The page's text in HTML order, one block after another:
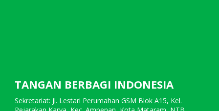
TANGAN BERBAGI INDONESIA
Sekretariat: Jl. Lestari Perumahan GSM Blok A15, Kel.